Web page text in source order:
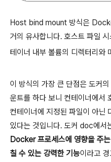
Host bind mount 방식은
거의 유사합니다. 호스트 파일
테이너 내부 볼륨의 디렉터리와
이 방식의 가장 큰 단점은 도커
운트를 하다 보니 컨테이너에서
컨테이너에 지정된 파일이 아닌
있다는 것입니다. 도커 doc에서
Docker 프로세스에 영향을 주
칠 수 있는 강력한 기능이라고